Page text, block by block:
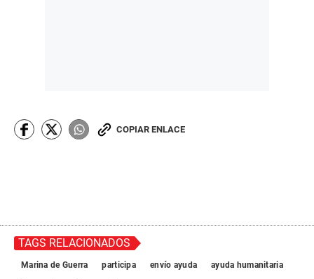
COPIAR ENLACE
TAGS RELACIONADOS
Marina de Guerra participa envío ayuda
ayuda humanitaria